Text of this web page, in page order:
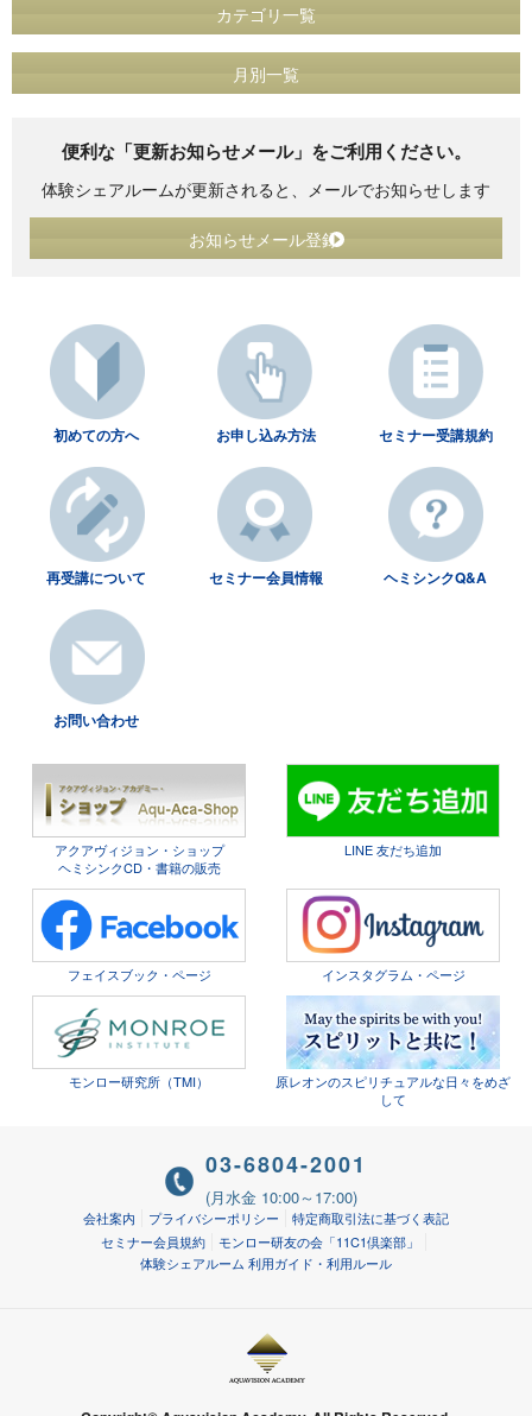
カテゴリ一覧
月別一覧
便利な「更新お知らせメール」をご利用ください。
体験シェアルームが更新されると、メールでお知らせします
お知らせメール登録
初めての方へ お申し込み方法 セミナー受講規約
再受講について セミナー会員情報 ヘミシンクQ&A
お問い合わせ
アクアヴィジョン・ショップ
ヘミシンクCD・書籍の販売
LINE 友だち追加
フェイスブック・ページ インスタグラム・ページ
モンロー研究所（TMI）
原レオンのスピリチュアルな日々をめざ
して
会社案内 プライバシーポリシー
特定商取引法に基づく表記
セミナー会員規約
モンロー研友の会「11C1倶楽部」
体験シェアルーム 利用ガイド・利用ルール
03-6804-2001
(月水金 10:00～17:00)